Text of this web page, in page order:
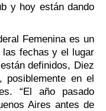
y hoy están dando
Femenina es un
las fechas y el lugar
definidos, Diez
posiblemente en el
“El año pasado
Aires antes de